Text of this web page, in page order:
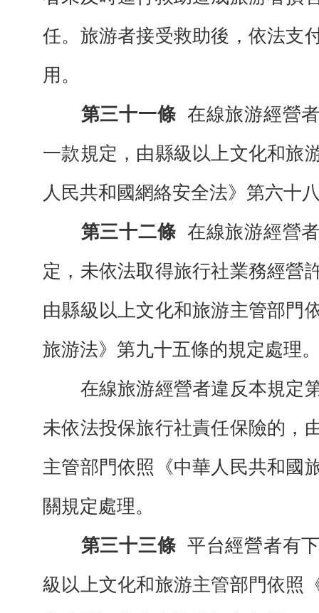
任。旅游者接受救助後，依法支
用。
第三十一條 在線旅游經營
一款規定，由縣級以上文化和旅
人民共和國網絡安全法》第六十
第三十二條 在線旅游經營
定，未依法取得旅行社業務經營
由縣級以上文化和旅游主管部門
旅游法》第九十五條的規定處理
在線旅游經營者違反本規定
未依法投保旅行社責任保險的，
主管部門依照《中華人民共和國
關規定處理。
第三十三條 平台經營者有
級以上文化和旅游主管部門依照